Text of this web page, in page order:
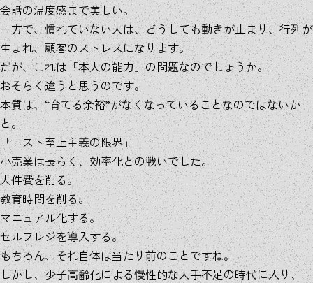
会話の温度感まで美しい。
一方で、慣れていない人は、どうしても動きが止まり、行列が
生まれ、顧客のストレスになります。
だが、これは「本人の能力」の問題なのでしょうか。
おそらく違うと思うのです。
本質は、“育てる余裕”がなくなっていることなのではないか
と。
「コスト至上主義の限界」
小売業は長らく、効率化との戦いでした。
人件費を削る。
教育時間を削る。
マニュアル化する。
セルフレジを導入する。
もちろん、それ自体は当たり前のことですね。
しかし、少子高齢化による慢性的な人手不足の時代に入り、